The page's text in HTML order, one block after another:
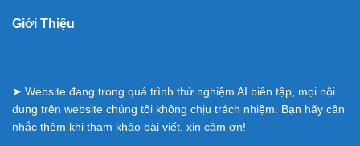
Giới Thiệu
➤ Website đang trong quá trình thử nghiệm AI biên tập, mọi nội
dung trên website chúng tôi không chịu trách nhiệm. Bạn hãy cân
nhắc thêm khi tham khảo bài viết, xin cảm ơn!